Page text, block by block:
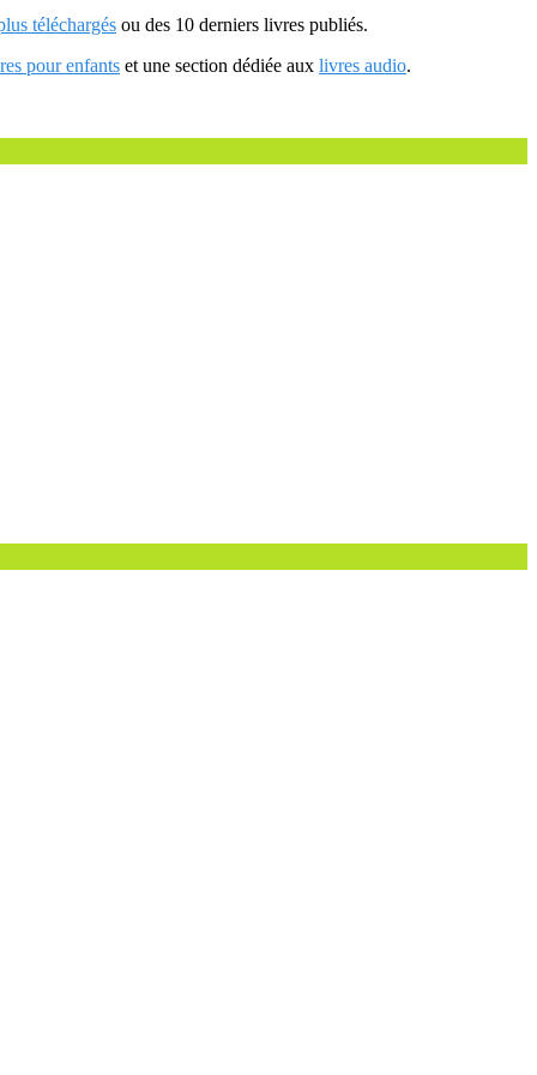
téléchargés ou des 10 derniers livres publiés.
pour enfants et une section dédiée aux livres audio.